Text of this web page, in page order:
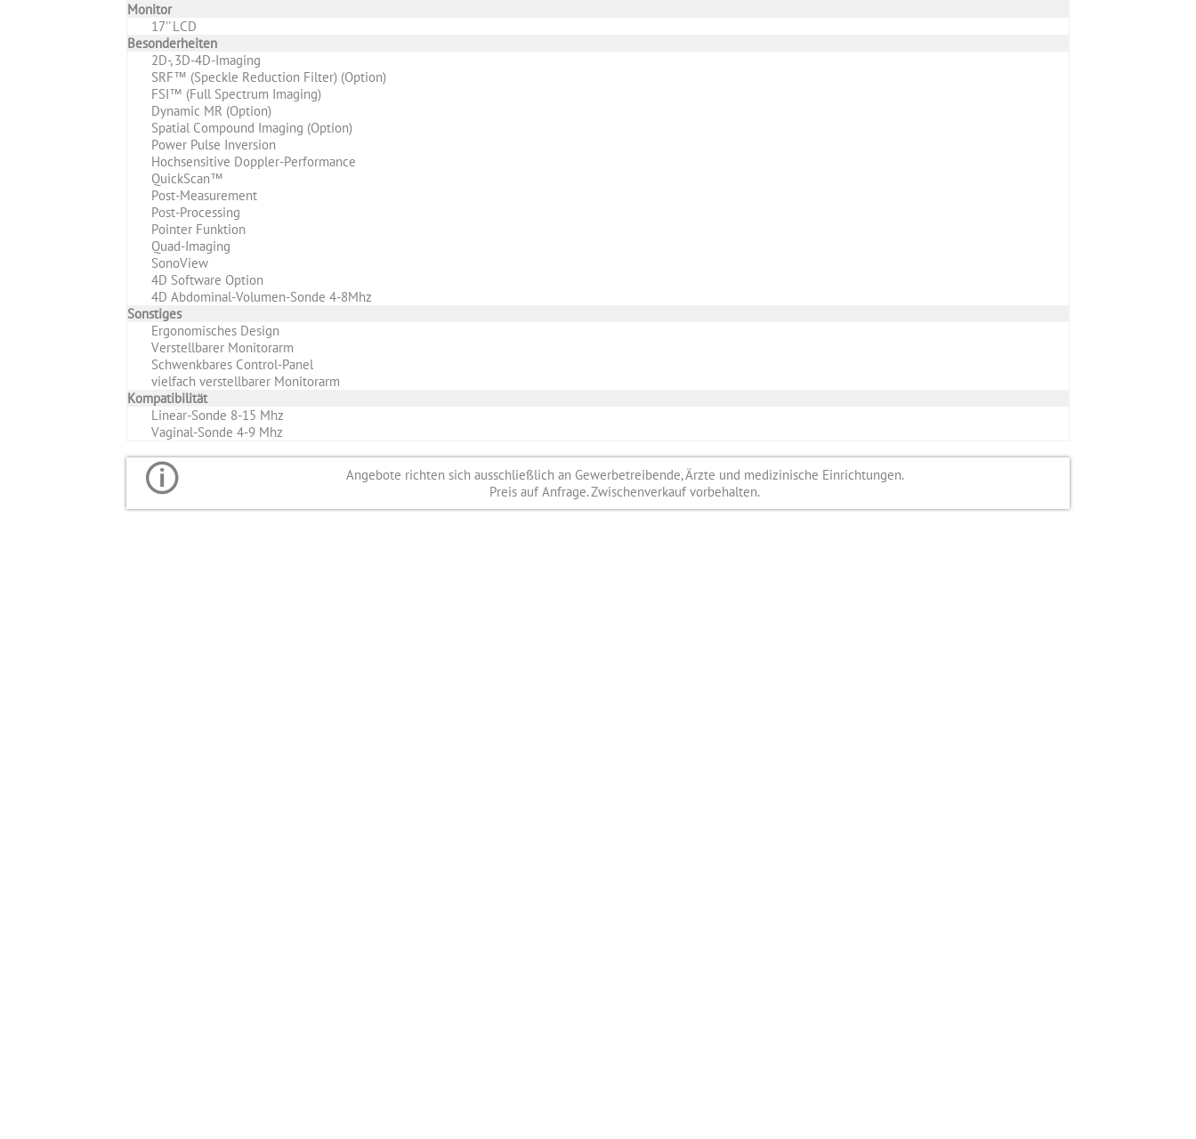
Monitor
17'' LCD
Besonderheiten
2D-, 3D-4D-Imaging
SRF™ (Speckle Reduction Filter) (Option)
FSI™ (Full Spectrum Imaging)
Dynamic MR (Option)
Spatial Compound Imaging (Option)
Power Pulse Inversion
Hochsensitive Doppler-Performance
QuickScan™
Post-Measurement
Post-Processing
Pointer Funktion
Quad-Imaging
SonoView
4D Software Option
4D Abdominal-Volumen-Sonde 4-8Mhz
Sonstiges
Ergonomisches Design
Verstellbarer Monitorarm
Schwenkbares Control-Panel
vielfach verstellbarer Monitorarm
Kompatibilität
Linear-Sonde 8-15 Mhz
Vaginal-Sonde 4-9 Mhz
Angebote richten sich ausschließlich an Gewerbetreibende, Ärzte und medizinische Einrichtungen.
Preis auf Anfrage. Zwischenverkauf vorbehalten.